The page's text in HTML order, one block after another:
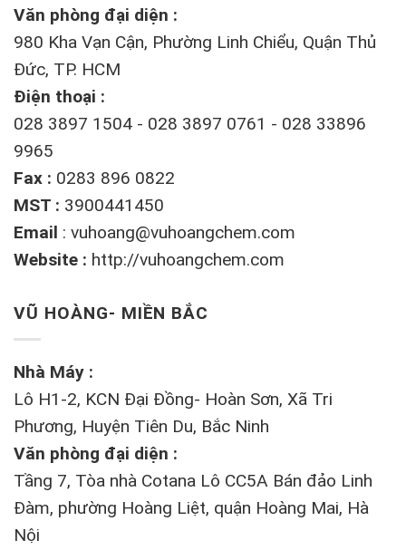
Văn phòng đại diện :
980 Kha Vạn Cận, Phường Linh Chiểu, Quận Thủ
Đức, TP. HCM
Điện thoại :
028 3897 1504 - 028 3897 0761 - 028 33896
9965
Fax : 0283 896 0822
MST : 3900441450
Email : vuhoang@vuhoangchem.com
Website : http://vuhoangchem.com
VŨ HOÀNG- MIỀN BẮC
Nhà Máy :
Lô H1-2, KCN Đại Đồng- Hoàn Sơn, Xã Tri
Phương, Huyện Tiên Du, Bắc Ninh
Văn phòng đại diện :
Tầng 7, Tòa nhà Cotana Lô CC5A Bán đảo Linh
Đàm, phường Hoàng Liệt, quận Hoàng Mai, Hà
Nội